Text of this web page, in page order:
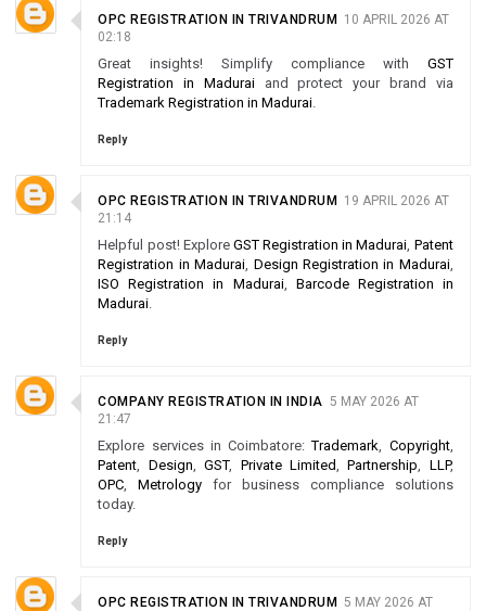
OPC REGISTRATION IN TRIVANDRUM
10 APRIL 2026 AT
02:18
Great insights! Simplify compliance with GST
Registration in Maduraiand protect your brand via
Trademark Registration in Madurai.
Reply
OPC REGISTRATION IN TRIVANDRUM
19 APRIL 2026 AT
21:14
Helpful post! Explore GST Registration in Madurai, Patent
Registration in Madurai, Design Registration in Madurai,
ISO Registration in Madurai, Barcode Registration in
Madurai.
Reply
COMPANY REGISTRATION IN INDIA 5 MAY 2026 AT
21:47
Explore services in Coimbatore:Trademark, Copyright,
Patent, Design,GST, Private Limited,Partnership, LLP,
OPC,Metrology for business compliance solutions
today.
Reply
OPC REGISTRATION IN TRIVANDRUM
5 MAY 2026 AT